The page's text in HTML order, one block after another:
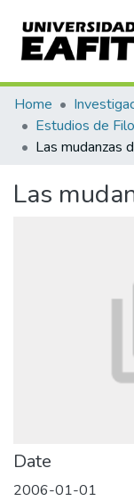
Communities &
All of DSpace
Home
Las
Date
2006-01-01